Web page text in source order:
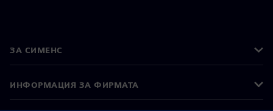
ЗА СИМЕНС
ИНФОРМАЦИЯ ЗА ФИРМАТА